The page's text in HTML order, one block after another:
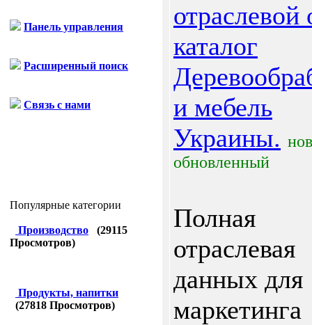
Панель управления
Расширенный поиск
Связь с нами
Популярные категории
Производство (29115
Просмотров)
Продукты, напитки
(27818 Просмотров)
отраслевой
каталог
и мебель
Украины.
обновленный
Полная
отраслевая
данных для
маркетинга